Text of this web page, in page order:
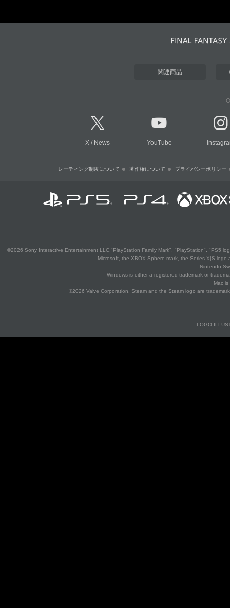
関連商品
X / News YouTube
レーティング制度について 著作権について プライバシーポリシー
©2026 Sony Interactive Entertainment LLC."PlayStation Family Mark", "PlayStation", "PS5
Microsoft, the XBOX Sphere mark, the Series X|S
Nintendo
Windows is either a registered trademark or
Mac
©2026 Valve Corporation. Steam and the Steam logo are
LOGO